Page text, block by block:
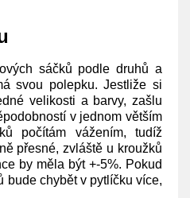
sáčků podle druhů a
svou polepku. Jestliže si
velikosti a barvy, zašlu
v jednom větším
počítám vážením, tudíž
přesné, zvláště u kroužků
by měla být +-5%. Pokud
bude chybět v pytlíčku více,